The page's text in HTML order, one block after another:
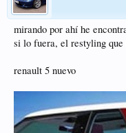
mirando por ahí he
si lo fuera, el restyling que
renault 5 nuevo